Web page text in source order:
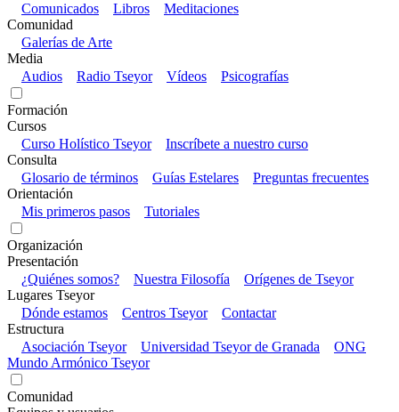
Comunicados
Libros
Meditaciones
Comunidad
Galerías de Arte
Media
Audios
Radio Tseyor Vídeos Psicografías
Formación
Cursos
Curso Holístico Tseyor
Inscríbete a nuestro curso
Consulta
Glosario de términos
Guías Estelares
Preguntas frecuentes
Orientación
Mis primeros pasos
Tutoriales
Organización
Presentación
¿Quiénes somos?
Nuestra Filosofía
Orígenes de Tseyor
Lugares Tseyor
Dónde estamos
Centros Tseyor
Contactar
Estructura
Asociación Tseyor
Universidad Tseyor de Granada
ONG
Mundo Armónico Tseyor
Comunidad